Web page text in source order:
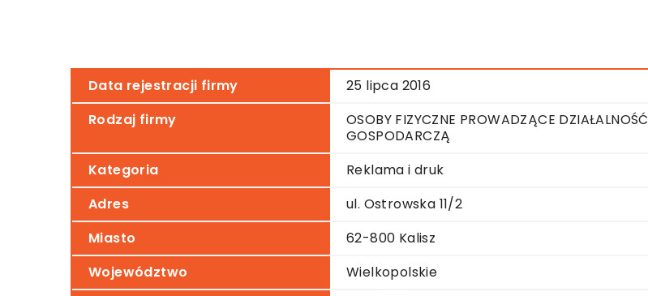
Data rejestracji firmy
25 lipca 2016
Rodzaj firmy
OSOBY FIZYCZNE PROWADZĄCE DZIAŁALNOŚĆ
GOSPODARCZĄ
Kategoria
Reklama i druk
Adres
ul. Ostrowska 11/2
Miasto
62-800 Kalisz
Województwo
Wielkopolskie